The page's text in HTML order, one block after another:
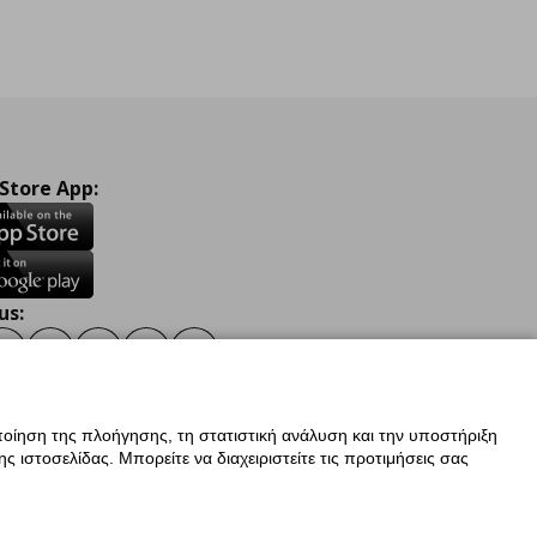
App:
Δεδομένων
της πλοήγησης, τη στατιστική ανάλυση και την υποστήριξη
Μπορείτε να διαχειριστείτε τις προτιμήσεις σας